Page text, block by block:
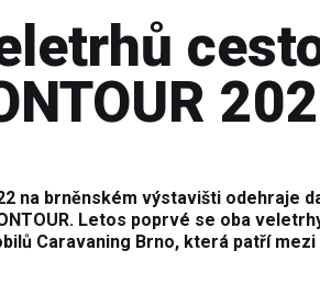
na brněnském výstavišti odehraje
Letos poprvé se oba
Caravaning Brno, která patří